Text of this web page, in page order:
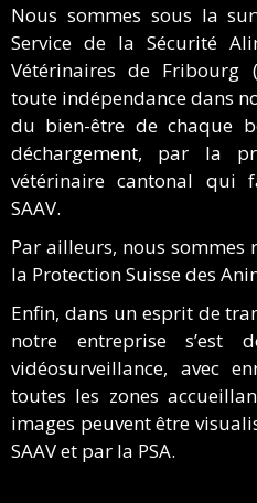
Nous sommes sous la
Service de la Sécurité
Vétérinaires de Fribourg
toute indépendance dans
du bien-être de chaque
déchargement, par la
vétérinaire cantonal qui
SAAV.
Par ailleurs, nous
la Protection Suisse des
Enfin, dans un esprit de
notre entreprise s’est
vidéosurveillance, avec
toutes les zones
images peuvent être
SAAV et par la PSA.